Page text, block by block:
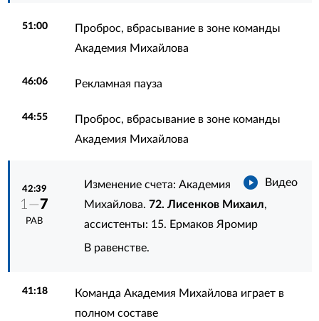
51:00
Проброс, вбрасывание в зоне команды
Академия Михайлова
46:06 Рекламная пауза
44:55
Проброс, вбрасывание в зоне команды
Академия Михайлова
42:39
1—7
РАВ
Видео
Изменение счета: Академия
Михайлова.72. Лисенков Михаил,
ассистенты: 15. Ермаков Яромир
В равенстве.
41:18
Команда Академия Михайлова играет в
полном составе